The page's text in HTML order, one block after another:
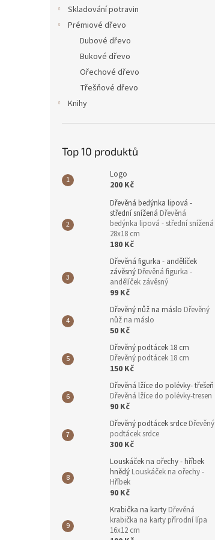
Skladování potravin
Prémiové dřevo
Dubové dřevo
Bukové dřevo
Ořechové dřevo
Třešňové dřevo
Knihy
Top 10 produktů
Logo
200 Kč
Dřevěná bedýnka lipová -
střední snížená Dřevěná
bedýnka lipová - střední snížená
28x18 cm
180 Kč
Dřevěná figurka - andělíček
závěsný Dřevěná figurka -
andělíček závěsný
99 Kč
Dřevěný nůž na máslo Dřevěný
nůž na máslo
50 Kč
Dřevěný podtácek 18 cm
Dřevěný podtácek 18 cm
150 Kč
Dřevěná lžíce do polévky- třešeň
Dřevěná lžíce do polévky-tresen
90 Kč
Dřevěný podtácek srdce Dřevěný
podtácek srdce
300 Kč
Louskáček na ořechy - hříbek
hnědý Louskáček na ořechy -
Hříbek
90 Kč
Krabička na karty Dřevěná
krabička na karty přírodní lípa
16x12 cm